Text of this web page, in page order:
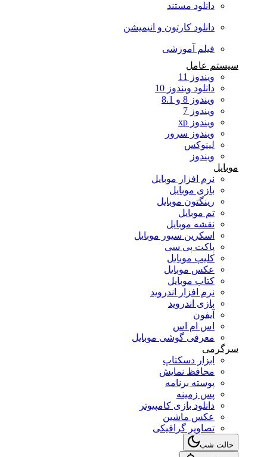
دانلود مستند
دانلود کارتون و انیمیشن
فیلم آموزشی
سیستم عامل
ویندوز 11
دانلود ویندوز 10
ویندوز 8 و 8.1
ویندوز 7
ویندوز xp
ویندوز سرور
لینوکس
ویندوز
موبایل
نرم افزار موبایل
بازی موبایل
رینگتون موبایل
تم موبایل
نقشه موبایل
اسکرین سیور موبایل
پاکت پی سی
کلیپ موبایل
عکس موبایل
کتاب موبایل
نرم افزار اندروید
بازی اندروید
آیفون
اس ام اس
معرفی گوشی موبایل
سرگرمی
ابزار دسکتاپ
محافظ نمایش
پوسته برنامه
پس زمینه
دانلود بازی کامپیوتر
عکس ماشین
تصاویر گرافیکی
حالت شب